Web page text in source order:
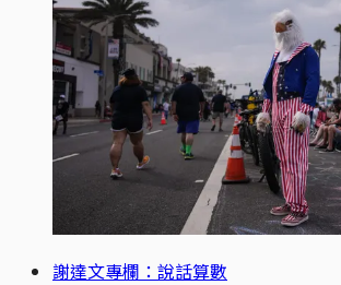
謝達文專欄：說話算數